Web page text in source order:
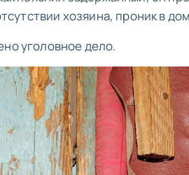
хозяина, проник в
уголовное дело.